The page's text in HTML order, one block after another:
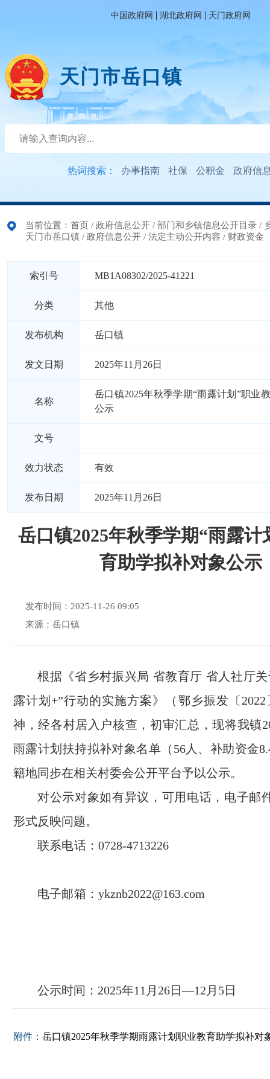
中国政府网 | 湖北政府网 | 天门政府网
天门市岳口镇
热词搜索： 办事指南 社保 公积金 政府信
当前位置： 首页 / 政府信息公开 / 部门和乡镇信息公开目录 /
天门市岳口镇 / 政府信息公开 / 法定主动公开内容 / 财政资金
索引号 MB1A08302/2025-41221
分类 其他
发布机构 岳口镇
发文日期 2025年11月26日
名称
岳口镇2025年秋季学期“雨露计划”职业
公示
文号
效力状态 有效
发布日期 2025年11月26日
岳口镇2025年秋季学期“雨露计
育助学拟补对象公示
发布时间：2025-11-26 09:05
来源：岳口镇
根据《省乡村振兴局 省教育厅 省人社厅
露计划+”行动的实施方案》（鄂乡振发〔
神，经各村居入户核查，初审汇总，现将我镇
雨露计划扶持拟补对象名单（56人、补助资金
籍地同步在相关村委会公开平台予以公示。
对公示对象如有异议，可用电话，电子邮
形式反映问题。
联系电话：0728-
电子邮箱：
公示时间：2025年11月26日—12月5日
附件： 岳口镇2025年秋季学期雨露计划职业教育助学拟补对